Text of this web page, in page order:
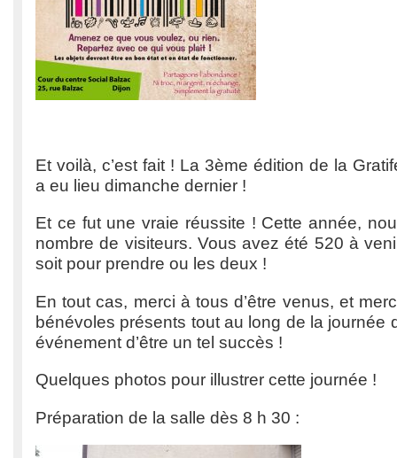
Et voilà, c’est fait ! La 3ème édition de la
a eu lieu dimanche dernier !
Et ce fut une vraie réussite ! Cette année,
nombre de visiteurs. Vous avez été 520 à
soit pour prendre ou les deux !
En tout cas, merci à tous d’être venus, et
bénévoles présents tout au long de la journée
événement d’être un tel succès !
Quelques photos pour illustrer cette journée !
Préparation de la salle dès 8 h 30 :